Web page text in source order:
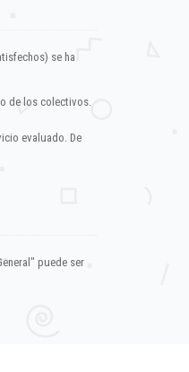
se ha
de los colectivos.
evaluado. De
puede ser